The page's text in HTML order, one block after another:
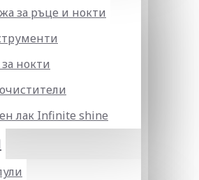
за ръце и нокти
нокти
лак Infinite shine